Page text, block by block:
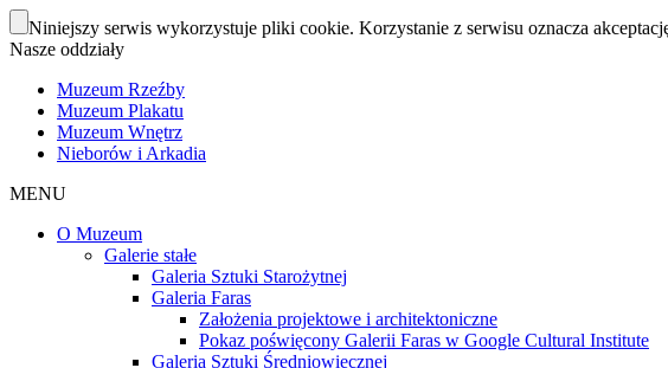
Niniejszy serwis wykorzystuje pliki cookie. Korzystanie z serwisu oznacza
Nasze oddziały
Muzeum Rzeźby
Muzeum Plakatu
Muzeum Wnętrz
Nieborów i Arkadia
MENU
O Muzeum
Galerie stałe
Galeria Sztuki Starożytnej
Galeria Faras
Założenia projektowe i architektoniczne
Pokaz poświęcony Galerii Faras w Google Cultural Institute
Galeria Sztuki Średniowiecznej